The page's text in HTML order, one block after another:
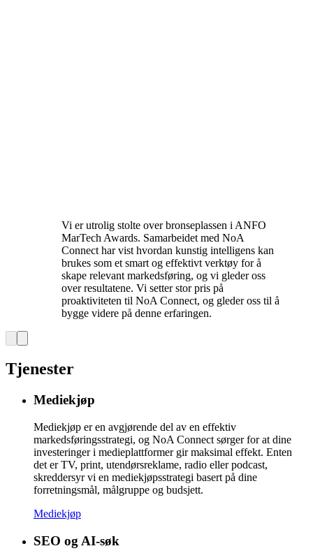
Vi er utrolig stolte over bronseplassen i ANFO
MarTech Awards. Samarbeidet med NoA
Connect har vist hvordan kunstig intelligens kan
brukes som et smart og effektivt verktøy for å
skape relevant markedsføring, og vi gleder oss
over resultatene. Vi setter stor pris på
proaktiviteten til NoA Connect, og gleder oss til å
bygge videre på denne erfaringen.
Tjenester
Mediekjøp
Mediekjøp er en avgjørende del av en effektiv
markedsføringsstrategi, og NoA Connect sørger for at dine
investeringer i medieplattformer gir maksimal effekt. Enten
det er TV, print, utendørsreklame, radio eller podcast,
skreddersyr vi en mediekjøpsstrategi basert på dine
forretningsmål, målgruppe og budsjett.
Mediekjøp
SEO og AI-søk